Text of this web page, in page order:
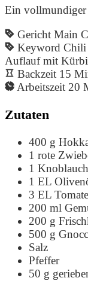
Ein
Gericht Main
Keyword Chili
Auflauf mit
Backzeit 15
Arbeitszeit 20
Zutaten
400 g
1 rote
1
1 EL
3 EL
200 ml
200 g
500 g
Salz
Pfeffer
50 g